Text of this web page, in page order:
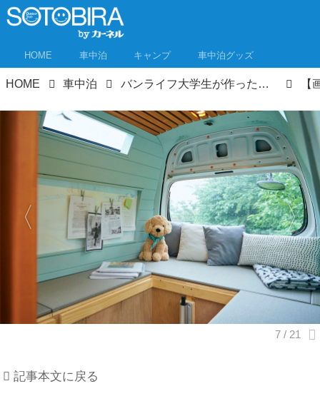
HOME 車中泊 キャンプ 車中泊グッズ
HOME 車中泊 バンライフ大学生が作ったイケア雑貨の車中泊スタイル 日本と北欧の融合の「ジャパンディ」インテリア
記事本文に戻る